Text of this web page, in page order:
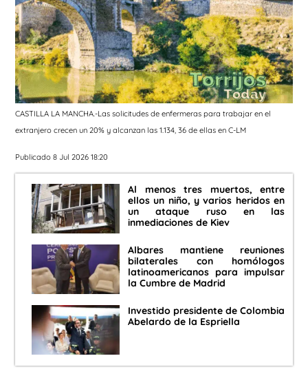
CASTILLA LA MANCHA.-Las solicitudes de enfermeras para trabajar en el
extranjero crecen un 20% y alcanzan las 1.134, 36 de ellas en C-LM
Publicado 8 Jul 2026 18:20
Al menos tres muertos, entre
ellos un niño, y varios heridos en
un ataque ruso en las
inmediaciones de Kiev
Albares mantiene reuniones
bilaterales con homólogos
latinoamericanos para impulsar
la Cumbre de Madrid
Investido presidente de Colombia
Abelardo de la Espriella